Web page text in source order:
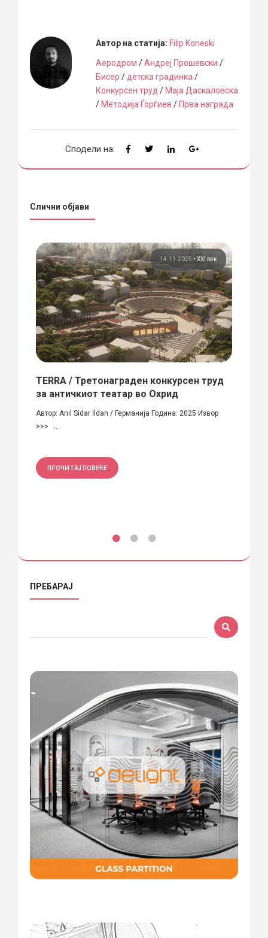
Автор на статија: Filip Koneski
Аеродром /Андреј Прошевски /
Бисер / детска градинка /
Конкурсен труд / Маја Даскаловска
/ Методија Ѓорѓиев / Прва награда
Сподели на:
Слични објави
14.11.2025 • XXI век
TERRA / Третонаграден конкурсен труд
за античкиот театар во Охрид
Автор: Anıl Sidar İldan / Германија Година: 2025 Извор
>>> ...
ПРОЧИТАЈ ПОВЕЌЕ
ПРЕБАРАЈ